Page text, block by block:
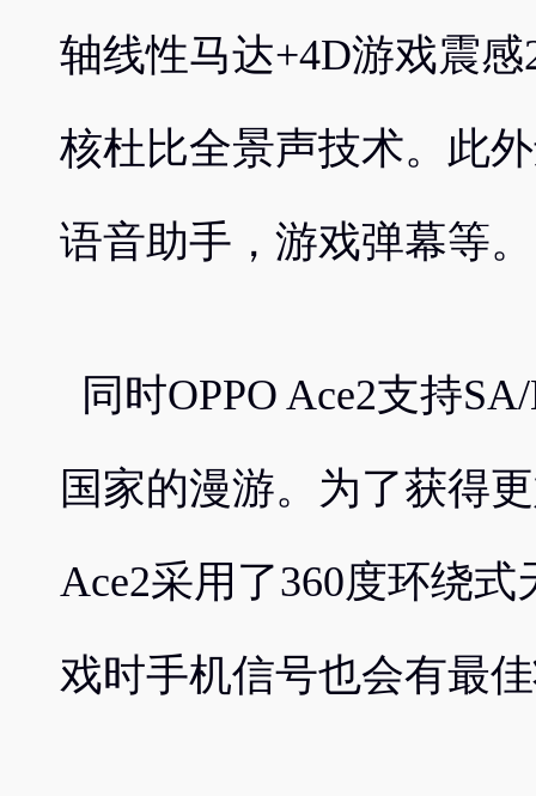
轴线性马达+4D游戏震
核杜比全景声技术。此
语音助手，游戏弹幕等。
同时OPPO Ace2支持
国家的漫游。为了获得
Ace2采用了360度环绕
戏时手机信号也会有最